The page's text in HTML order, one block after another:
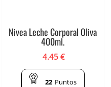
Nivea Leche Corporal Oliva
400ml.
4.45€
22 Puntos